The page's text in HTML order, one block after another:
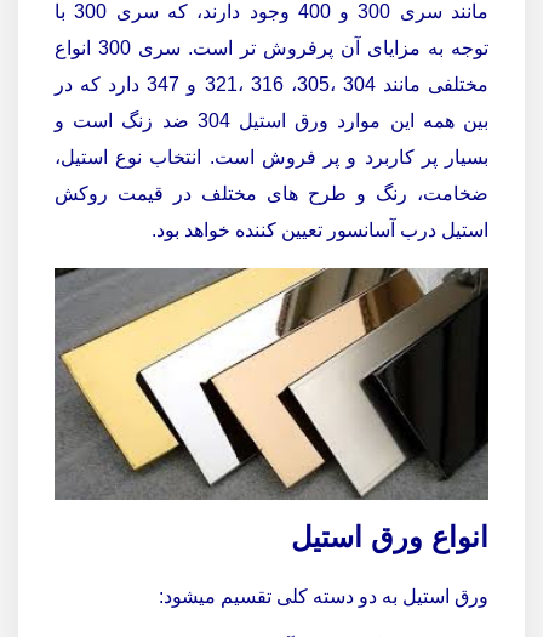
مانند سری 300 و 400 وجود دارند، که سری 300 با
توجه به مزایای آن پرفروش تر است. سری 300 انواع
مختلفی مانند 304 ،305، 316 ،321 و 347 دارد که در
بین همه این موارد ورق استیل 304 ضد زنگ است و
بسیار پر کاربرد و پر فروش است. انتخاب نوع استیل،
ضخامت، رنگ و طرح های مختلف در قیمت روکش
استیل درب آسانسور تعیین کننده خواهد بود.
انواع ورق استیل
ورق استیل به دو دسته کلی تقسیم میشود: